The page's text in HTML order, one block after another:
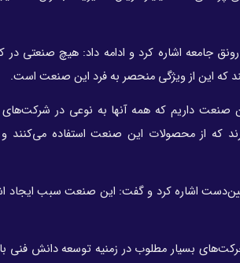
جامعه اشاره کرد و ادامه داد: هیچ صنعتی در
به اینکه بیش از ۵۰ میلیون سهامدار در این صنعت داریم که همه آنها به نوعی در
قرار دارند که از محصولات این صنعت استفاده
به ۱۲۰ هزار نفر در صنعت پتروشیمی و ۸۵۰ هزار نفر در پایین‌دست اشاره کرد و گفت: این صنعت
و حرکت‌های بسیار مطلوب در زمنیه توسعه دانش فنی